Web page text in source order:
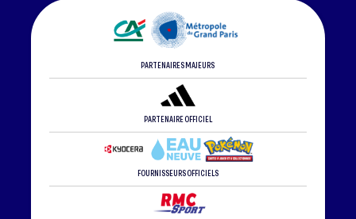
PARTENAIRES MAJEURS
PARTENAIRE OFFICIEL
FOURNISSEURS OFFICIELS